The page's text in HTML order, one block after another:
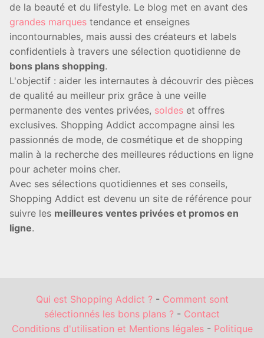
de la beauté et du lifestyle. Le blog met en avant des
grandes marques tendance et enseignes
incontournables, mais aussi des créateurs et labels
confidentiels à travers une sélection quotidienne de
bons plans shopping.
L'objectif : aider les internautes à découvrir des pièces
de qualité au meilleur prix grâce à une veille
permanente des ventes privées, soldes et offres
exclusives. Shopping Addict accompagne ainsi les
passionnés de mode, de cosmétique et de shopping
malin à la recherche des meilleures réductions en ligne
pour acheter moins cher.
Avec ses sélections quotidiennes et ses conseils,
Shopping Addict est devenu un site de référence pour
suivre les meilleures ventes privées et promos en
ligne.
Qui est Shopping Addict ?- Comment sont
sélectionnés les bons plans ? - Contact
Conditions d'utilisation et Mentions légales- Politique